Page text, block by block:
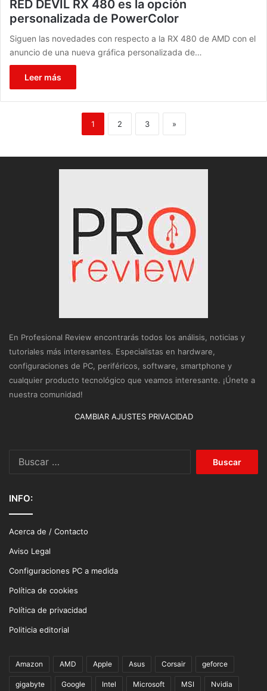
RED DEVIL RX 480 es la opción
personalizada de PowerColor
Siguen las novedades con respecto a la RX 480 de AMD con el
anuncio de una nueva gráfica personalizada de…
Leer más
1 2 3 »
En Profesional Review encontrarás todos los análisis, noticias y
tutoriales más interesantes. Especialistas en hardware,
configuraciones de PC, periféricos, software, smartphone y
cualquier producto tecnológico que veamos interesante. ¡Únete a
nuestra comunidad!
CAMBIAR AJUSTES PRIVACIDAD
INFO:
Acerca de / Contacto
Aviso Legal
Configuraciones PC a medida
Política de cookies
Política de privacidad
Politicia editorial
Amazon AMD Apple Asus Corsair geforce
gigabyte Google Intel Microsoft MSI Nvidia